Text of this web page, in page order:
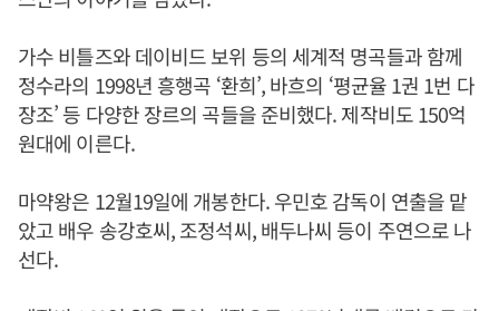
가수 비틀즈와 데이비드 보위 등의 세계적 명곡들과 함께
정수라의 1998년 흥행곡 ‘환희’, 바흐의 ‘평균율 1권 1번 다
장조’ 등 다양한 장르의 곡들을 준비했다. 제작비도 150억
원대에 이른다.
마약왕은 12월19일에 개봉한다. 우민호 감독이 연출을 맡
았고 배우 송강호씨, 조정석씨, 배두나씨 등이 주연으로 나
선다.